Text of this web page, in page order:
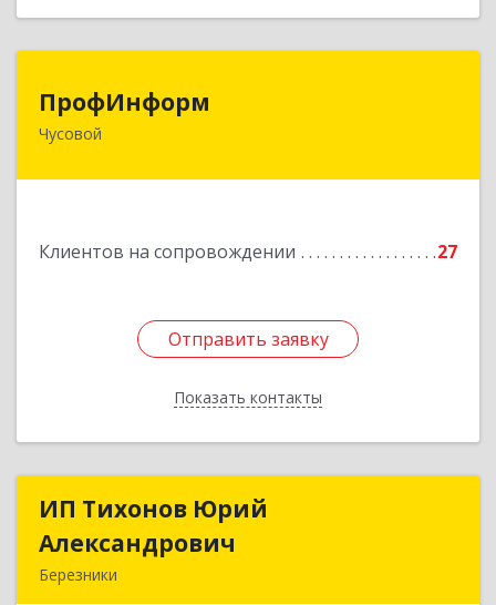
ПрофИнформ
Чусовой
Клиентов на сопровождении 27
Отправить заявку
Показать контакты
618204, Пермский край, г.о. Чусовской, Чусовой
Отправить заявку
Назад
ИП Тихонов Юрий
Александрович
Березники
ИП Тихонов Юрий